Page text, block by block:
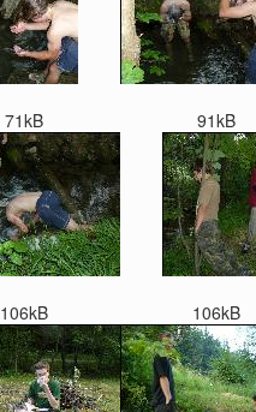
71kB 91kB
106kB 106kB